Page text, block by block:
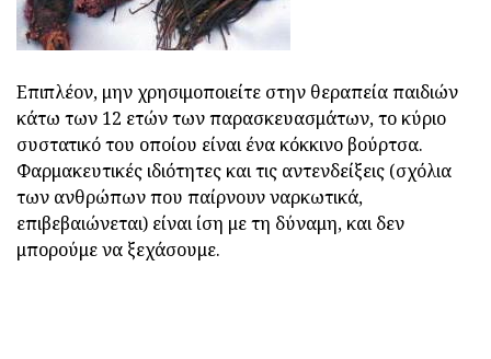
Επιπλέον, μην χρησιμοποιείτε στην θεραπεία παιδιών
κάτω των 12 ετών των παρασκευασμάτων, το κύριο
συστατικό του οποίου είναι ένα κόκκινο βούρτσα.
Φαρμακευτικές ιδιότητες και τις αντενδείξεις (σχόλια
των ανθρώπων που παίρνουν ναρκωτικά,
επιβεβαιώνεται) είναι ίση με τη δύναμη, και δεν
μπορούμε να ξεχάσουμε.